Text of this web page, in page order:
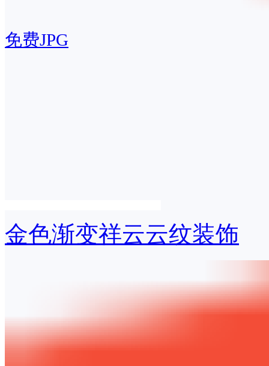
免费JPG
金色渐变祥云云纹装饰